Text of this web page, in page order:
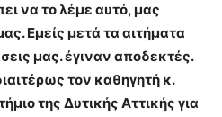
να το λέμε αυτό, μας
Εμείς μετά τα αιτήματα
μας. έγιναν αποδεκτές.
τον καθηγητή κ.
της Δυτικής Αττικής για